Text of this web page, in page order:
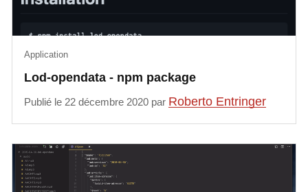
Lod-opendata - npm package
Application
Publié le 22 décembre 2020 par Roberto Entringer